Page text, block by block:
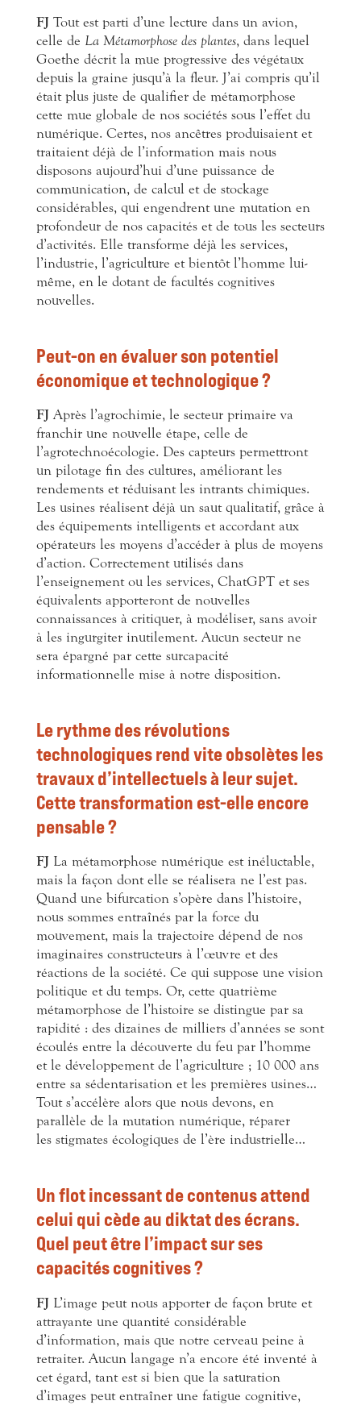
FJ Tout est parti d’une lecture dans un avion,
celle de La Métamorphose des plantes, dans lequel
Goethe décrit la mue progressive des végétaux
depuis la graine jusqu’à la fleur. J’ai compris qu’il
était plus juste de qualifier de métamorphose
cette mue globale de nos sociétés sous l’effet du
numérique. Certes, nos ancêtres produisaient et
traitaient déjà de l’information mais nous
disposons aujourd’hui d’une puissance de
communication, de calcul et de stockage
considérables, qui engendrent une mutation en
profondeur de nos capacités et de tous les secteurs
d’activités. Elle transforme déjà les services,
l’industrie, l’agriculture et bientôt l’homme lui-
même, en le dotant de facultés cognitives
nouvelles.
Peut-on en évaluer son potentiel
économique et technologique ?
FJ Après l’agrochimie, le secteur primaire va
franchir une nouvelle étape, celle de
l’agrotechnoécologie. Des capteurs permettront
un pilotage fin des cultures, améliorant les
rendements et réduisant les intrants chimiques.
Les usines réalisent déjà un saut qualitatif, grâce à
des équipements intelligents et accordant aux
opérateurs les moyens d’accéder à plus de moyens
d’action. Correctement utilisés dans
l’enseignement ou les services, ChatGPT et ses
équivalents apporteront de nouvelles
connaissances à critiquer, à modéliser, sans avoir
à les ingurgiter inutilement. Aucun secteur ne
sera épargné par cette surcapacité
informationnelle mise à notre disposition.
Le rythme des révolutions
technologiques rend vite obsolètes les
travaux d’intellectuels à leur sujet.
Cette transformation est-elle encore
pensable ?
FJ La métamorphose numérique est inéluctable,
mais la façon dont elle se réalisera ne l’est pas.
Quand une bifurcation s’opère dans l’histoire,
nous sommes entraînés par la force du
mouvement, mais la trajectoire dépend de nos
imaginaires constructeurs à l’œuvre et des
réactions de la société. Ce qui suppose une vision
politique et du temps. Or, cette quatrième
métamorphose de l’histoire se distingue par sa
rapidité : des dizaines de milliers d’années se sont
écoulés entre la découverte du feu par l’homme
et le développement de l’agriculture ; 10 000 ans
entre sa sédentarisation et les premières usines…
Tout s’accélère alors que nous devons, en
parallèle de la mutation numérique, réparer
les stigmates écologiques de l’ère industrielle…
Un flot incessant de contenus attend
celui qui cède au diktat des écrans.
Quel peut être l’impact sur ses
capacités cognitives ?
FJ L’image peut nous apporter de façon brute et
attrayante une quantité considérable
d’information, mais que notre cerveau peine à
retraiter. Aucun langage n’a encore été inventé à
cet égard, tant est si bien que la saturation
d’images peut entraîner une fatigue cognitive,